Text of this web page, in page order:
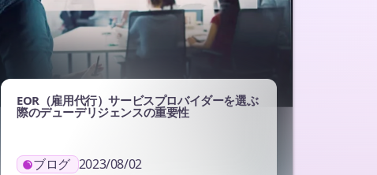
EOR（雇用代行）サービスプロバイダーを選ぶ
際のデューデリジェンスの重要性
ブログ 2023/08/02